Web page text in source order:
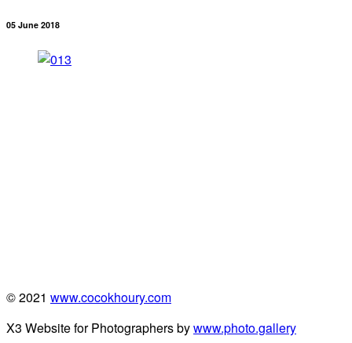
05 June 2018
© 2021 www.cocokhoury.com
X3 Website for Photographers bywww.photo.gallery